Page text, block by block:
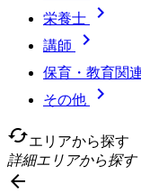
栄養士 
講師 
保育・教育関
その他

cachedエリアから探す
詳細エリアから探す
